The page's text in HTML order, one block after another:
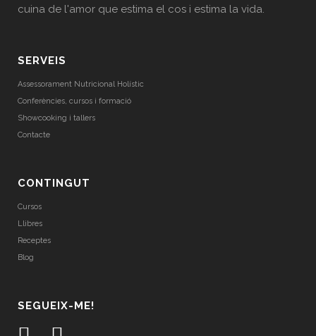
cuina de l'amor que estima el cos i estima la vida.
SERVEIS
Assessorament Nutricional Holístic
Conferències, cursos i formació
Showcooking i tallers
Contacte
CONTINGUT
Cursos
Llibres
Receptes
Blog
SEGUEIX-ME!